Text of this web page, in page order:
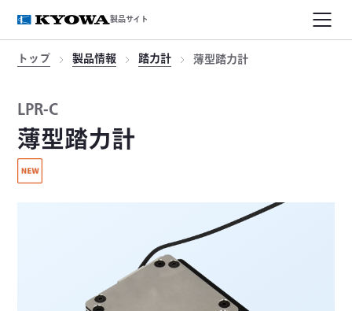
製品サイト
トップ 製品情報 踏力計 薄型踏力計
LPR-C
薄型踏力計